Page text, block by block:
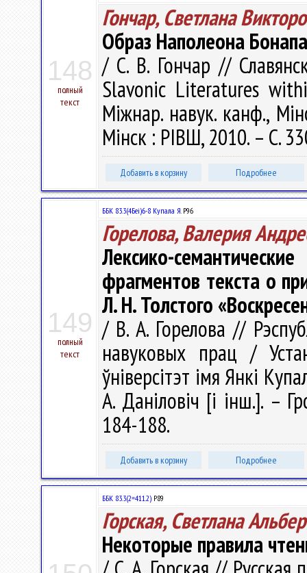
148
полный
текст
Гончар, Светлана
Образ Наполеона
/ С. В. Гончар //
Slavonic Literatures
Міжнар. навук. канф.,
Мінск : РІВШ, 2010. – С.
Добавить в корзину Подробнее
149
полный
текст
ББК 83.3(4Беі)6-8 Купала Я.Р96
Горелова, Валерия
Лексико-
фрагментов текста о
Л. Н. Толстого
/ В. А. Горелова //
навуковых прац /
ўніверсітэт імя Янкі
А. Даніловіч [і інш.]. –
184-188.
Добавить в корзину Подробнее
ББК 83.3(2=411.2) Р89
Горская, Светлана
Некоторые правила